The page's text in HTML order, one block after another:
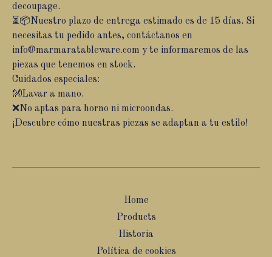
decoupage.
⏳📦Nuestro plazo de entrega estimado es de 15 días. Si
necesitas tu pedido antes, contáctanos en
info@marmaratableware.com y te informaremos de las
piezas que tenemos en stock.
Cuidados especiales:
👐Lavar a mano.
❌No aptas para horno ni microondas.
¡Descubre cómo nuestras piezas se adaptan a tu estilo!
Home
Products
Historia
Política de cookies